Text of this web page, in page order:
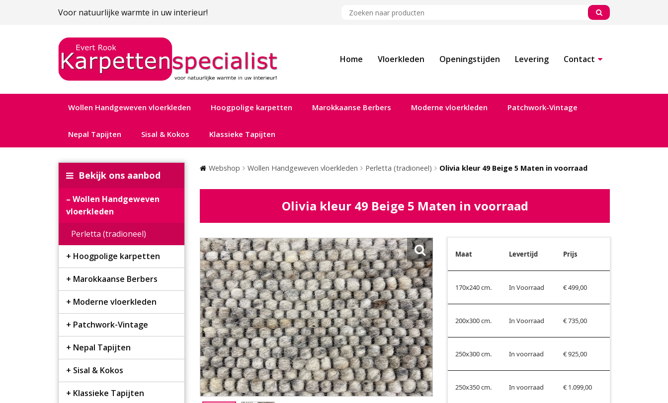
Voor natuurlijke warmte in uw interieur!
Home Vloerkleden Openingstijden Levering Contact
Wollen Handgeweven vloerkleden Hoogpolige karpetten Marokkaanse Berbers Moderne vloerkleden Patchwork-Vintage
Nepal Tapijten Sisal & Kokos Klassieke Tapijten
Bekijk ons aanbod
Wollen Handgeweven
vloerkleden
Perletta (tradioneel)
Hoogpolige karpetten
Marokkaanse Berbers
Moderne vloerkleden
Patchwork-Vintage
Nepal Tapijten
Sisal & Kokos
Klassieke Tapijten
Webshop Wollen Handgeweven vloerkleden Perletta (tradioneel) Olivia kleur 49 Beige 5 Maten in voorraad
Olivia kleur 49 Beige 5 Maten in voorraad
Maat Levertijd Prijs
170x240 cm. In Voorraad € 499,00
200x300 cm. In Voorraad € 735,00
250x300 cm. In voorraad € 925,00
250x350 cm. In voorraad € 1.099,00